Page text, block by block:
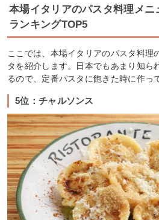
本場イタリアのパスタ料理メ
ランキングTOP5
ここでは、本場イタリアのパスタ料理
タを紹介します。日本でもあまり知ら
るので、定番パスタに飽きた時に作っ
5位：チャルソンス